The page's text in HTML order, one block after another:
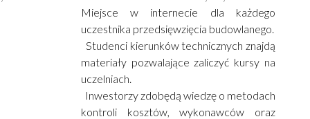
Miejsce w internecie dla każdego
uczestnika przedsięwzięcia budowlanego.
Studenci kierunków technicznych znajdą
materiały pozwalające zaliczyć kursy na
uczelniach.
Inwestorzy zdobędą wiedzę o metodach
kontroli kosztów, wykonawców oraz